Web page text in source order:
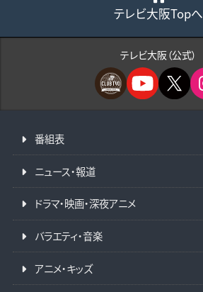
テレビ大阪Topへ
テレビ大阪（公式）
番組表
ニュース・報道
ドラマ・映画・深夜アニメ
バラエティ・音楽
アニメ・キッズ